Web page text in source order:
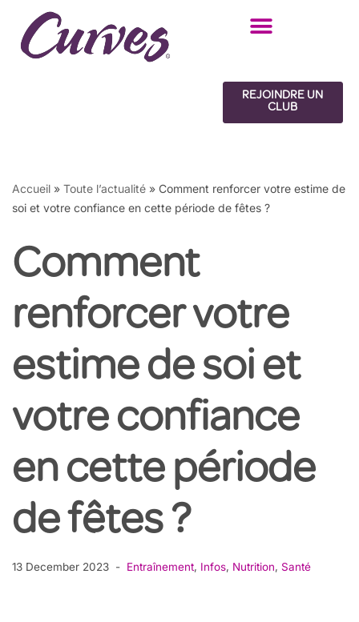
Skip
REJOINDRE UN
CLUB
Accueil » Toute l’actualité » Comment renforcer votre estime de
soi et votre confiance en cette période de fêtes ?
Comment
renforcer votre
estime de soi et
votre confiance
en cette période
de fêtes ?
13 December 2023 Entraînement, Infos, Nutrition, Santé